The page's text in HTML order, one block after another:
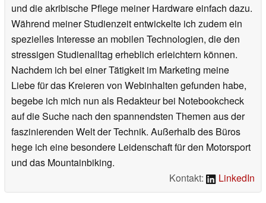
und die akribische Pflege meiner Hardware einfach dazu.
Während meiner Studienzeit entwickelte ich zudem ein
spezielles Interesse an mobilen Technologien, die den
stressigen Studienalltag erheblich erleichtern können.
Nachdem ich bei einer Tätigkeit im Marketing meine
Liebe für das Kreieren von Webinhalten gefunden habe,
begebe ich mich nun als Redakteur bei Notebookcheck
auf die Suche nach den spannendsten Themen aus der
faszinierenden Welt der Technik. Außerhalb des Büros
hege ich eine besondere Leidenschaft für den Motorsport
und das Mountainbiking.
Kontakt:
LinkedIn